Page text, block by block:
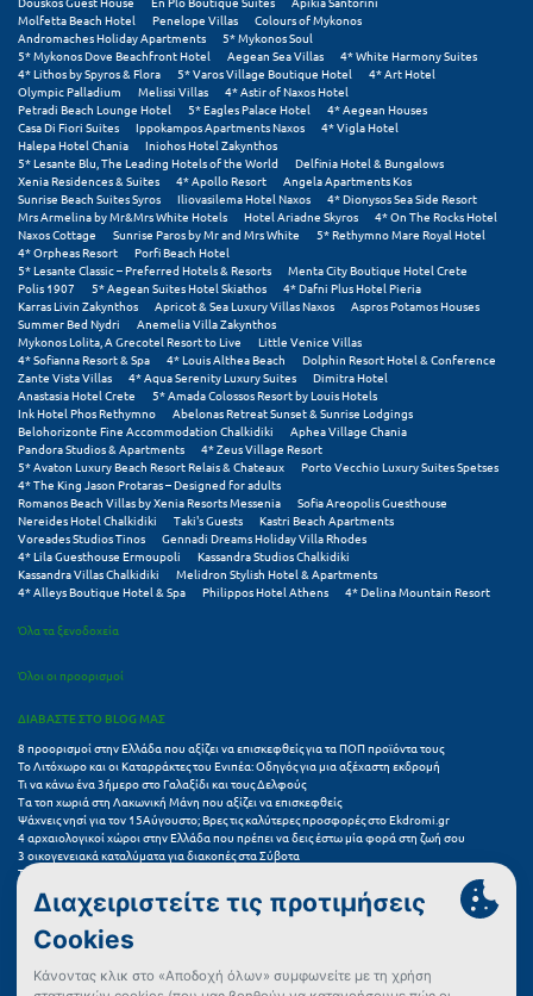
Τρίκαλα
Τρίκαλα Κορινθίας
Τρίπολη
Τυρός
Υ
Ύδρα
Φ
Φιλιατρά Μεσσηνίας
Φλώρινα
Φοινικούντα
Χ
Χαλκίδα
Χαλκιδική
Χανιά
Χερσόνησος
Χερσόνησος Άθως
Χίος
Χράνοι Μεσσηνίας
Ψ
Molfetta Beach Hotel
Penelope Villas
Colours of Mykonos
Andromaches Holiday Apartments
5* Mykonos Soul
5* Mykonos Dove Beachfront Hotel
Aegean Sea Villas
4* White Harmony Suites
4* Lithos by Spyros & Flora
5* Varos Village Boutique Hotel
4* Art Hotel
Olympic Palladium
Melissi Villas
4* Astir of Naxos Hotel
Petradi Beach Lounge Hotel
5* Eagles Palace Hotel
4* Aegean Houses
Casa Di Fiori Suites
Ippokampos Apartments Naxos
4* Vigla Hotel
Halepa Hotel Chania
Iniohos Hotel Zakynthos
5* Lesante Blu, The Leading Hotels of the World
Delfinia Hotel & Bungalows
Xenia Residences & Suites
4* Apollo Resort
Angela Apartments Kos
Sunrise Beach Suites Syros
Iliovasilema Hotel Naxos
4* Dionysos Sea Side Resort
Mrs Armelina by Mr&Mrs White Hotels
Hotel Ariadne Skyros
4* On The Rocks Hotel
Naxos Cottage
Sunrise Paros by Mr and Mrs White
5* Rethymno Mare Royal Hotel
4* Orpheas Resort
Porfi Beach Hotel
5* Lesante Classic – Preferred Hotels & Resorts
Menta City Boutique Hotel Crete
Polis 1907
5* Aegean Suites Hotel Skiathos
4* Dafni Plus Hotel Pieria
Karras Livin Zakynthos
Apricot & Sea Luxury Villas Naxos
Aspros Potamos Houses
Summer Bed Nydri
Anemelia Villa Zakynthos
Mykonos Lolita, A Grecotel Resort to Live
Little Venice Villas
4* Sofianna Resort & Spa
4* Louis Althea Beach
Dolphin Resort Hotel & Conference
Zante Vista Villas
4* Aqua Serenity Luxury Suites
Dimitra Hotel
Anastasia Hotel Crete
5* Amada Colossos Resort by Louis Hotels
Ink Hotel Phos Rethymno
Abelonas Retreat Sunset & Sunrise Lodgings
Belohorizonte Fine Accommodation Chalkidiki
Aphea Village Chania
Pandora Studios & Apartments
4* Zeus Village Resort
5* Avaton Luxury Beach Resort Relais & Chateaux
Porto Vecchio Luxury Suites Spetses
4* The King Jason Protaras – Designed for adults
Romanos Beach Villas by Xenia Resorts Messenia
Sofia Areopolis Guesthouse
Nereides Hotel Chalkidiki
Taki's Guests
Kastri Beach Apartments
Voreades Studios Tinos
Gennadi Dreams Holiday Villa Rhodes
4* Lila Guesthouse Ermoupoli
Kassandra Studios Chalkidiki
Kassandra Villas Chalkidiki
Melidron Stylish Hotel & Apartments
4* Alleys Boutique Hotel & Spa
Philippos Hotel Athens 4* Delina Mountain Resort
Όλα τα ξενοδοχεία
Όλοι οι προορισμοί
ΔΙΑΒΑΣΤΕ ΣΤΟ BLOG ΜΑΣ
8 προορισμοί στην Ελλάδα που αξίζει να επισκεφθείς για τα ΠΟΠ προϊόντα τους
Το Λιτόχωρο και οι Καταρράκτες του Ενιπέα: Οδηγός για μια αξέχαστη εκδρομή
Τι να κάνω ένα 3ήμερο στο Γαλαξίδι και τους Δελφούς
Τα τοπ χωριά στη Λακωνική Μάνη που αξίζει να επισκεφθείς
Ψάχνεις νησί για τον 15Αύγουστο; Βρες τις καλύτερες προσφορές στο Ekdromi.gr
4 αρχαιολογικοί χώροι στην Ελλάδα που πρέπει να δεις έστω μία φορά στη ζωή σου
3 οικογενειακά καταλύματα για διακοπές στα Σύβοτα
Τα 11 καλύτερα καλοκαιρινά resorts στην Ελλάδα
7 μικρά ελληνικά νησιά για αξέχαστες καλοκαιρινές διακοπές
5+1 ινσταγκραμικές παραλίες στην Ελλάδα που αξίζουν μια θέση στο feed σου
Συχνές Ερωτήσεις (FAQs) για Ξενοδοχεία